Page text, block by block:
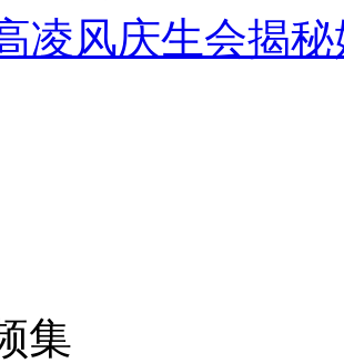
人客车翻车
凌风庆生会揭
集